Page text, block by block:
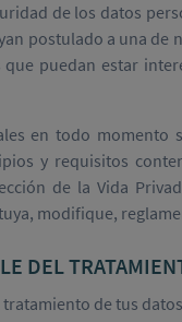
de los datos
postulado a una de
que puedan estar
en todo momento
y requisitos
de la Vida
modifique,
DEL
tratamiento de tus